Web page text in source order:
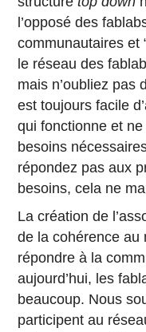
l’opposé des
communautaires et
le réseau des
mais n’oubliez pas
est toujours facile
qui fonctionne et
besoins
répondez pas aux
besoins, cela ne
La création de
de la cohérence au
répondre à la
aujourd’hui, les
beaucoup. Nous
participent au